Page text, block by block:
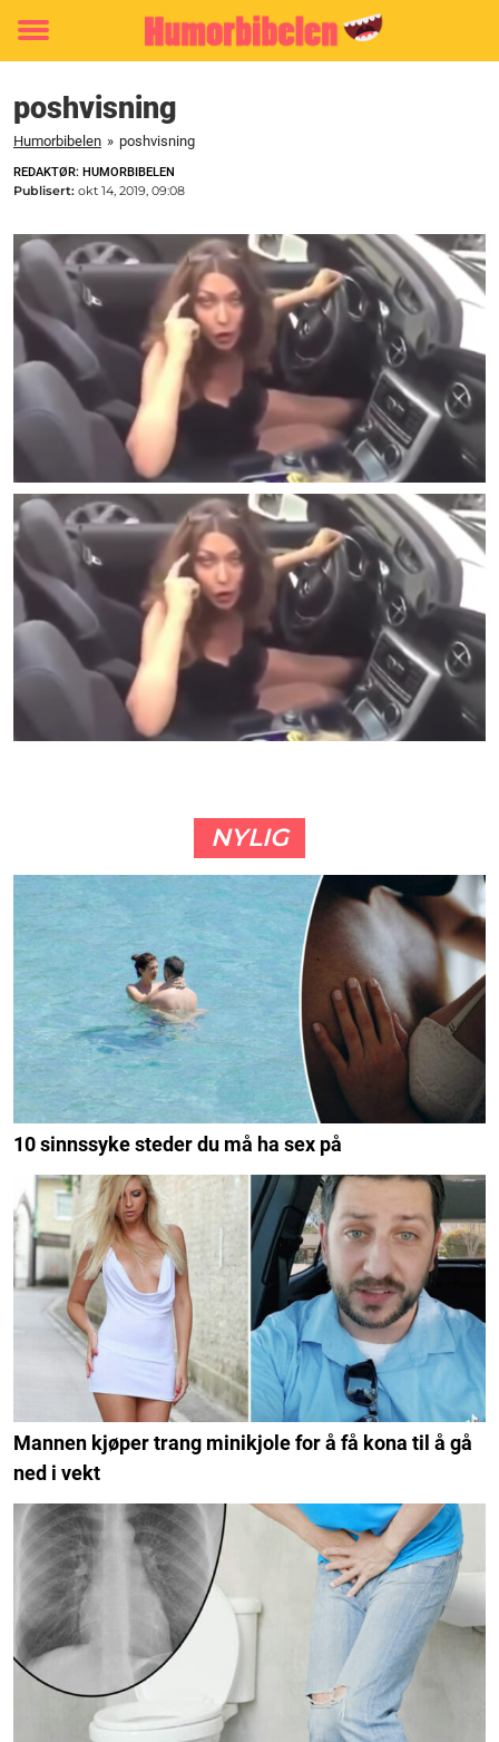
Toggle
poshvisning
Humorbibelen » poshvisning
REDAKTØR: HUMORBIBELEN
Publisert: okt 14, 2019, 09:08
NYLIG
10 sinnssyke steder du må ha sex på
Mannen kjøper trang minikjole for å få kona til å gå
ned i vekt